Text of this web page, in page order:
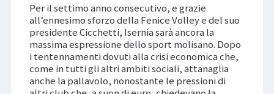
Per il settimo anno consecutivo, e grazie
all’ennesimo sforzo della Fenice Volley e del suo
presidente Cicchetti, Isernia sarà ancora la
massima espressione dello sport molisano. Dopo
i tentennamenti dovuti alla crisi economica che,
come in tutti gli altri ambiti sociali, attanaglia
anche la pallavolo, nonostante le pressioni di